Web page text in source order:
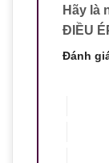
Hãy là
ĐIỀU
Đánh